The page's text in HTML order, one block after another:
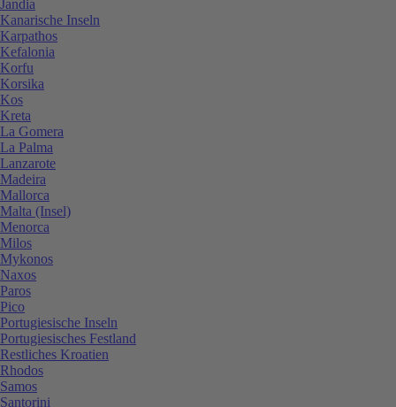
Jandia
Kanarische Inseln
Karpathos
Kefalonia
Korfu
Korsika
Kos
Kreta
La Gomera
La Palma
Lanzarote
Madeira
Mallorca
Malta (Insel)
Menorca
Milos
Mykonos
Naxos
Paros
Pico
Portugiesische Inseln
Portugiesisches Festland
Restliches Kroatien
Rhodos
Samos
Santorini